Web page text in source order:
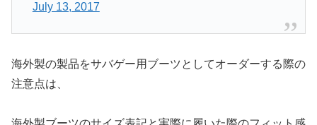
July 13, 2017
海外製の製品をサバゲー用ブーツとしてオーダーする際の
注意点は、